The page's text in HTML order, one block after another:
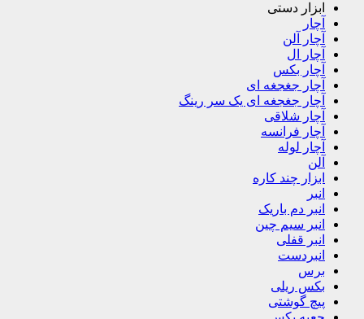
ابزار دستی
آچار
آچار آلن
آچار ال
آچار بکس
آچار جغجغه ای
آچار جغجغه ای یک سر رینگ
آچار شلاقی
آچار فرانسه
آچار لوله
آلن
ابزار چند کاره
انبر
انبر دم باریک
انبر سیم چین
انبر قفلی
انبردست
برس
بکس ریلی
پیچ گوشتی